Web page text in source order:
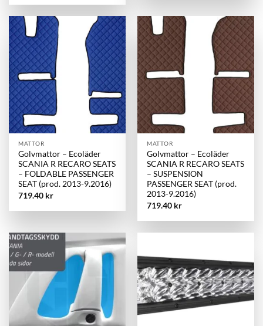
MATTOR
Golvmattor – Ecoläder
SCANIA R RECARO SEATS
– FOLDABLE PASSENGER
SEAT (prod. 2013-9.2016)
719.40 kr
MATTOR
Golvmattor – Ecoläder
SCANIA R RECARO SEATS
– SUSPENSION
PASSENGER SEAT (prod.
2013-9.2016)
719.40 kr